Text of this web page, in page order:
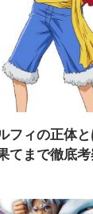
フィの正体
てまで徹底